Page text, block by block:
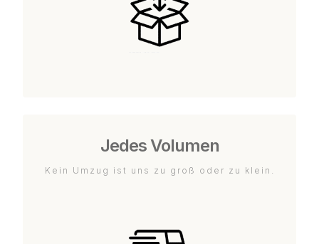
Jedes Volumen
Kein Umzug ist uns zu groß oder zu klein.